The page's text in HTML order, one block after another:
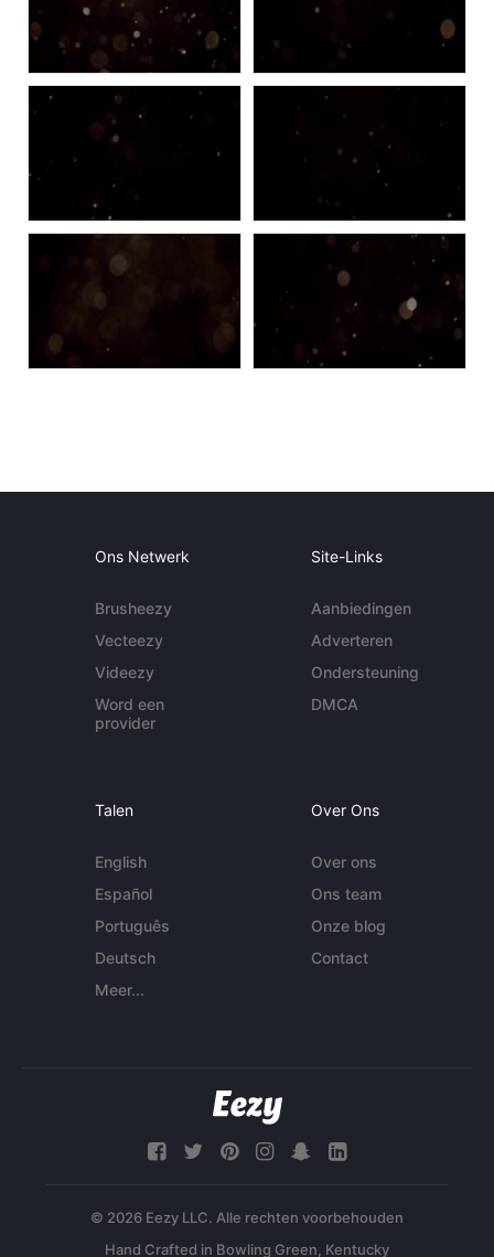
Ons Netwerk
Brusheezy
Vecteezy
Videezy
Word een
provider
Site-Links
Aanbiedingen
Adverteren
Ondersteuning
DMCA
Talen
English
Español
Português
Deutsch
Meer...
Over Ons
Over ons
Ons team
Onze blog
Contact
© 2026 Eezy LLC. Alle rechten voorbehouden